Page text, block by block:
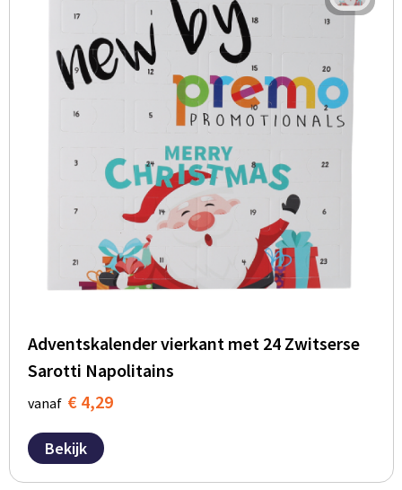
Adventskalender vierkant met 24 Zwitserse
Sarotti Napolitains
vanaf € 4,29
Bekijk